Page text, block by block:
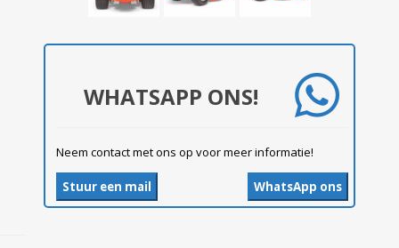
WHATSAPP ONS!
Neem contact met ons op voor meer informatie!
WhatsApp ons
Stuur een mail